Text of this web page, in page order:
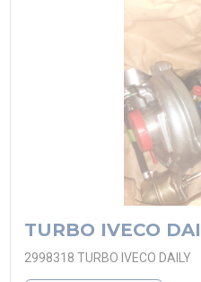
TURBO IVECO
2998318 TURBO IVECO DAILY